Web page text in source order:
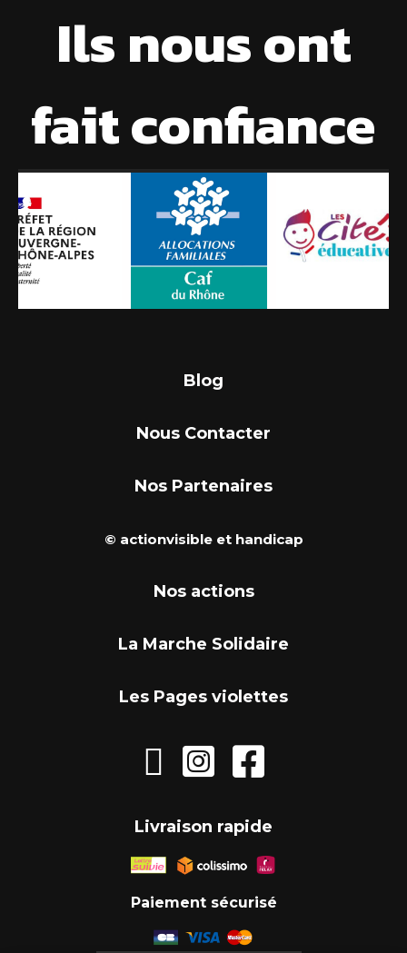
Ils nous ont
fait confiance
Blog
Nous Contacter
Nos Partenaires
© actionvisible et handicap
Nos actions
La Marche Solidaire
Les Pages violettes
  
Livraison rapide
Paiement sécurisé